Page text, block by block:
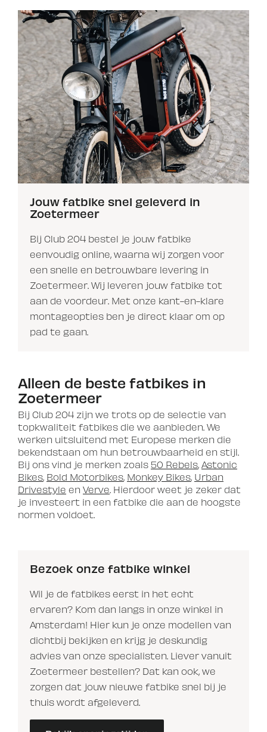
Jouw fatbike snel geleverd in
Zoetermeer
Bij Club 204 bestel je jouw fatbike
eenvoudig online, waarna wij zorgen voor
een snelle en betrouwbare levering in
Zoetermeer. Wij leveren jouw fatbike tot
aan de voordeur. Met onze kant-en-klare
montageopties ben je direct klaar om op
pad te gaan.
Alleen de beste fatbikes in
Zoetermeer
Bij Club 204 zijn we trots op de selectie van
topkwaliteit fatbikes die we aanbieden. We
werken uitsluitend met Europese merken die
bekendstaan om hun betrouwbaarheid en stijl.
Bij ons vind je merken zoals 50 Rebels Astonic
Bikes Bold Motorbikes Monkey Bikes Urban
Drivestyle en Verve . Hierdoor weet je zeker dat
je investeert in een fatbike die aan de hoogste
normen voldoet.
Bezoek onze fatbike winkel
Wil je de fatbikes eerst in het echt
ervaren? Kom dan langs in onze winkel in
Amsterdam! Hier kun je onze modellen van
dichtbij bekijken en krijg je deskundig
advies van onze specialisten. Liever vanuit
Zoetermeer bestellen? Dat kan ook, we
zorgen dat jouw nieuwe fatbike snel bij je
thuis wordt afgeleverd.